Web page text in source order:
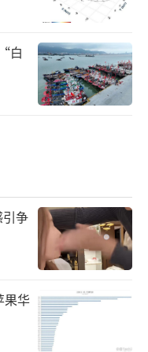
白
争
果华